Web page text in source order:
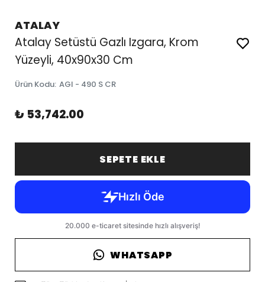
ATALAY
Atalay Setüstü Gazlı Izgara, Krom
Yüzeyli, 40x90x30 Cm
Ürün Kodu: AGI - 490 S CR
₺ 53,742.00
SEPETE EKLE
WHATSAPP